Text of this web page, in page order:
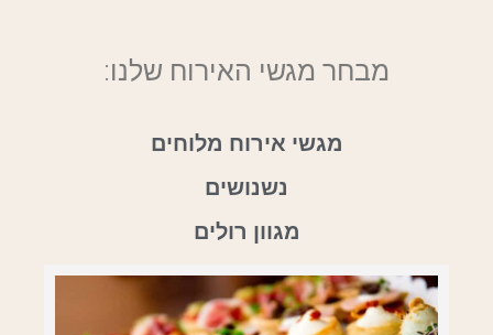
מבחר מגשי האירוח שלנו:
מגשי אירוח מלוחים
נשנושים
מגוון רולים